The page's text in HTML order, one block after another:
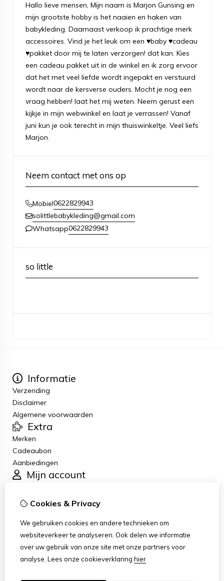
Hallo lieve mensen, Mijn naam is Marjon Gunsing en
mijn grootste hobby is het naaien en haken van
babykleding. Daarnaast verkoop ik prachtige merk
accessoires. Vind je het leuk om een ♥baby ♥cadeau
♥pakket door mij te laten verzorgen! dat kan. Kies
een cadeau pakket uit in de winkel en ik zorg ervoor
dat het met veel liefde wordt ingepakt en verstuurd
wordt naar de kersverse ouders. Mocht je nog een
vraag hebben! laat het mij weten. Neem gerust een
kijkje in mijn webwinkel en laat je verrassen! Vanaf
juni kun je ook terecht in mijn thuiswinkeltje. Veel liefs
Marjon.
Neem contact met ons op
Mobiel0622829943
solittlebabykleding@gmail.com
Whatsapp0622829943
so little
Informatie
Verzending
Disclaimer
Algemene voorwaarden
Extra
Merken
Cadeaubon
Aanbiedingen
Mijn account
Bestelhistorie
Klantenservice
Contact
Retourneren
Sitemap
Cookies & Privacy
We gebruiken cookies en andere technieken om
websiteverkeer te analyseren. Ook delen we informatie
over uw gebruik van onze site met onze partners voor
analyse. Lees onze cookieverklaring hier